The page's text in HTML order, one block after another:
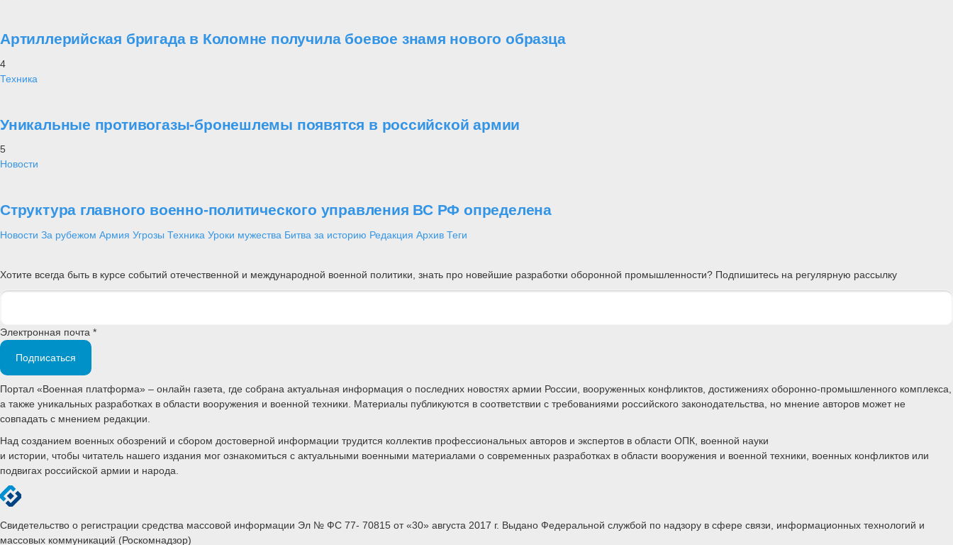
Артиллерийская бригада в Коломне получила боевое знамя нового образца
4
Техника
Уникальные противогазы-бронешлемы появятся в российской армии
5
Новости
Структура главного военно-политического управления ВС РФ определена
Новости За рубежом Армия Угрозы Техника Уроки мужества Битва за историю Редакция Архив Теги
Хотите всегда быть в курсе событий отечественной и международной военной политики, знать про новейшие разработки оборонной промышленности? Подпишитесь на регулярную рассылку
Электронная почта *
Подписаться
Портал «Военная платформа» – онлайн газета, где собрана актуальная информация о последних новостях армии России, вооруженных конфликтов, достижениях оборонно-промышленного комплекса,
а также уникальных разработках в области вооружения и военной техники. Материалы публикуются в соответствии с требованиями российского законодательства, но мнение авторов может не
совпадать с мнением редакции.
Над созданием военных обозрений и сбором достоверной информации трудится коллектив профессиональных авторов и экспертов в области ОПК, военной науки
и истории, чтобы читатель нашего издания мог ознакомиться с актуальными военными материалами о современных разработках в области вооружения и военной техники, военных конфликтов или
подвигах российской армии и народа.
Свидетельство о регистрации средства массовой информации Эл № ФС 77- 70815 от «30» августа 2017 г. Выдано Федеральной службой по надзору в сфере связи, информационных технологий и
массовых коммуникаций (Роскомнадзор)